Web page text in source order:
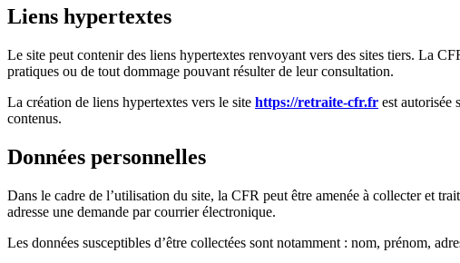
Liens hypertextes
Le site peut contenir des liens hypertextes renvoyant vers des sites tiers. La
pratiques ou de tout dommage pouvant résulter de leur consultation.
La création de liens hypertextes vers le site https://retraite-cfr.fr est autorisée
contenus.
Données personnelles
Dans le cadre de l’utilisation du site, la CFR peut être amenée à collecter et
adresse une demande par courrier électronique.
Les données susceptibles d’être collectées sont notamment : nom, prénom,